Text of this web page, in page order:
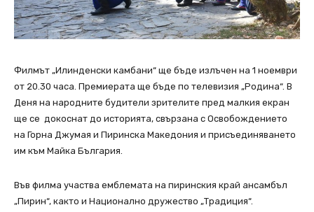
Филмът „Илинденски камбани“ ще бъде излъчен на 1 ноември
от 20.30 часа. Премиерата ще бъде по телевизия „Родина“. В
Деня на народните будители зрителите пред малкия екран
ще се докоснат до историята, свързана с Освобождението
на Горна Джумая и Пиринска Македония и присъединяването
им към Майка България.
Във филма участва емблемата на пиринския край ансамбъл
„Пирин“, както и Национално дружество „Традиция“.